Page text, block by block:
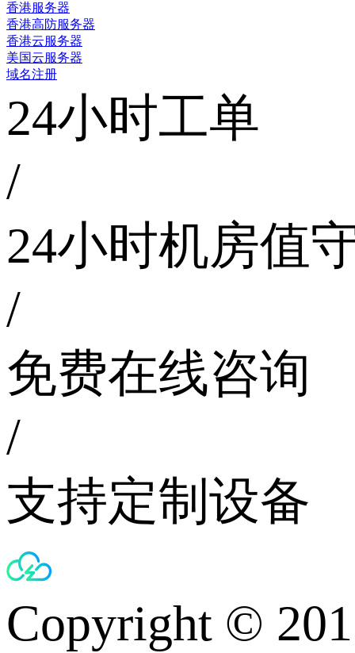
香港服务器
香港高防服务器
香港云服务器
美国云服务器
域名注册
24小时工单
/
24小时机房值
/
免费在线咨询
/
支持定制设备
Copyright ©